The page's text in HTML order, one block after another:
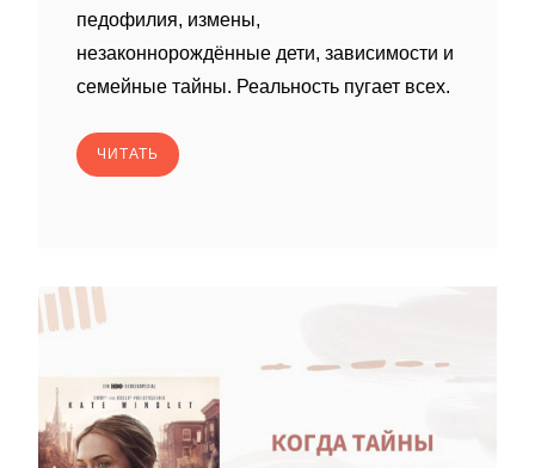
педофилия, измены,
незаконнорождённые дети, зависимости и
семейные тайны. Реальность пугает всех.
ЧИТАТЬ